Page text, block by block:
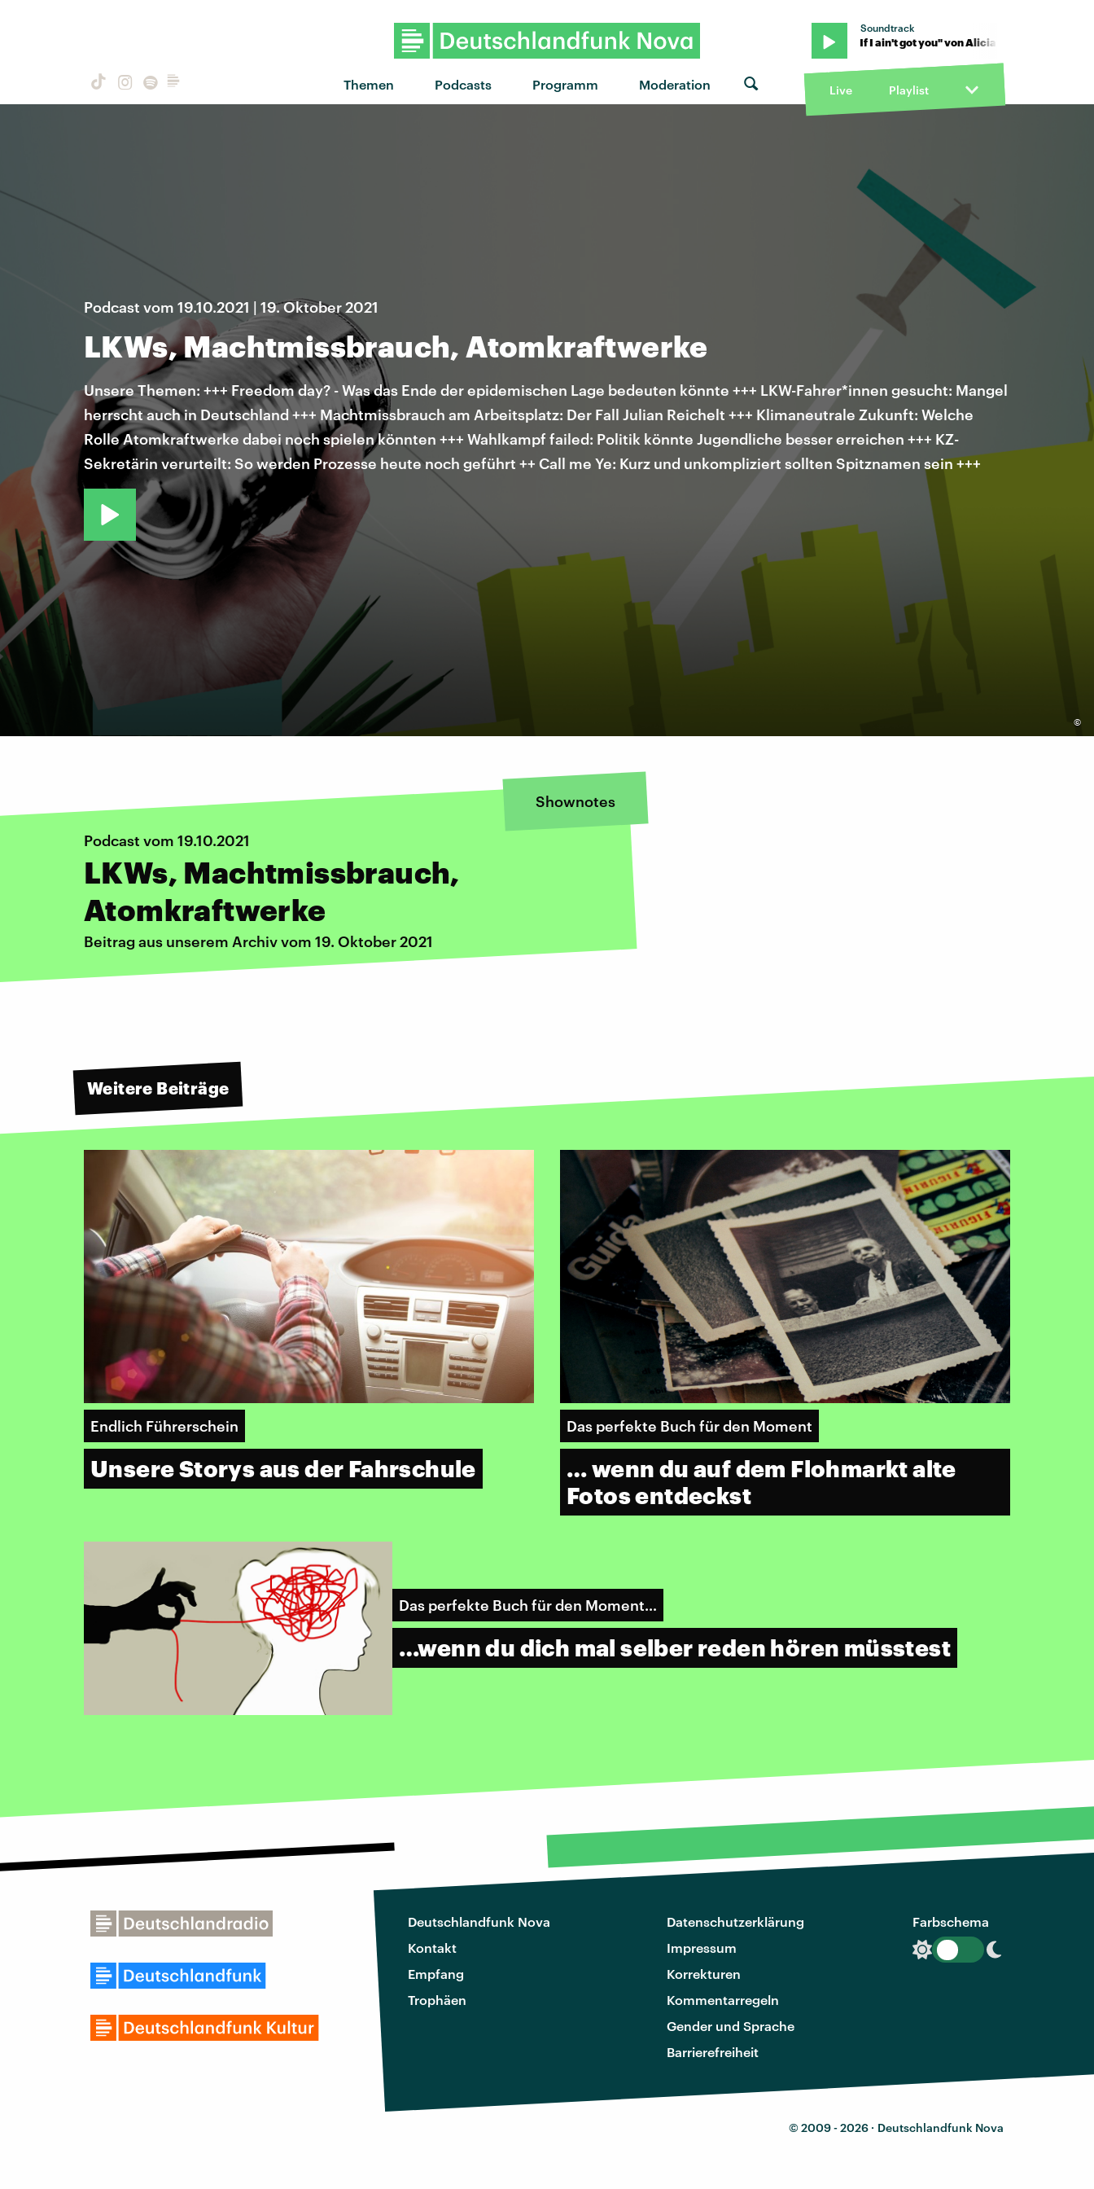
Themen Podcasts Programm Moderation
Soundtrack
"If I ain't got you" von Alicia Keys · "If I ain't got you" von Alicia Keys · "If I ain't got you"
Live Playlist
©
Podcast vom 19.10.2021 | 19. Oktober 2021
LKWs, Machtmissbrauch, Atomkraftwerke
Unsere Themen: +++ Freedom day? - Was das Ende der epidemischen Lage bedeuten könnte +++ LKW-Fahrer*innen gesucht: Mangel
herrscht auch in Deutschland +++ Machtmissbrauch am Arbeitsplatz: Der Fall Julian Reichelt +++ Klimaneutrale Zukunft: Welche
Rolle Atomkraftwerke dabei noch spielen könnten +++ Wahlkampf failed: Politik könnte Jugendliche besser erreichen +++ KZ-
Sekretärin verurteilt: So werden Prozesse heute noch geführt ++ Call me Ye: Kurz und unkompliziert sollten Spitznamen sein +++
Shownotes
Podcast vom 19.10.2021
LKWs, Machtmissbrauch,
Atomkraftwerke
Beitrag aus unserem Archiv vom 19. Oktober 2021
Weitere Beiträge
Endlich Führerschein
Unsere Storys aus der Fahrschule
Das perfekte Buch für den Moment
… wenn du auf dem Flohmarkt alte
Fotos entdeckst
Das perfekte Buch für den Moment…
…wenn du dich mal selber reden hören müsstest
Deutschlandfunk Nova
Kontakt
Empfang
Trophäen
Datenschutzerklärung
Impressum
Korrekturen
Kommentarregeln
Gender und Sprache
Barrierefreiheit
Farbschema
© 2009 - 2026 · Deutschlandfunk Nova